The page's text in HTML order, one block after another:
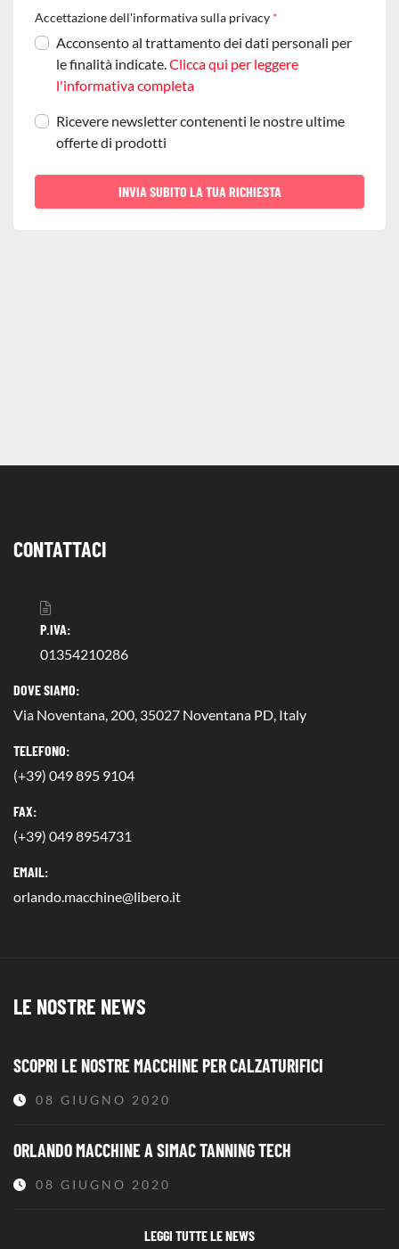
Accettazione dell'informativa sulla privacy *
Acconsento al trattamento dei dati personali per
le finalità indicate.Clicca qui per leggere
l'informativa completa
Ricevere newsletter contenenti le nostre ultime
offerte di prodotti
INVIA SUBITO LA TUA RICHIESTA
CONTATTACI
P.IVA:
01354210286
DOVE SIAMO:
Via Noventana, 200, 35027 Noventana PD, Italy
TELEFONO:
(+39) 049 895 9104
FAX:
(+39) 049 8954731
EMAIL:
orlando.macchine@libero.it
LE NOSTRE NEWS
SCOPRI LE NOSTRE MACCHINE PER CALZATURIFICI
08 GIUGNO 2020
ORLANDO MACCHINE A SIMAC TANNING TECH
08 GIUGNO 2020
LEGGI TUTTE LE NEWS